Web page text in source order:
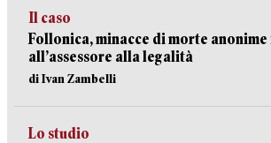
Il caso
Follonica, minacce di morte
all’assessore alla legalità
di Ivan Zambelli
Lo studio